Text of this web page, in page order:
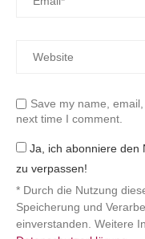
Save my name,
next time I comment.
Ja, ich abonniere den
zu verpassen!
* Durch die Nutzung
Speicherung und
einverstanden. Weitere